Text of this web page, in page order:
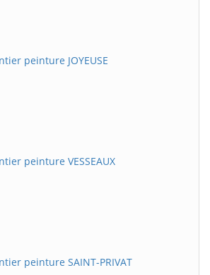
peinture JOYEUSE
peinture VESSEAUX
peinture SAINT-PRIVAT